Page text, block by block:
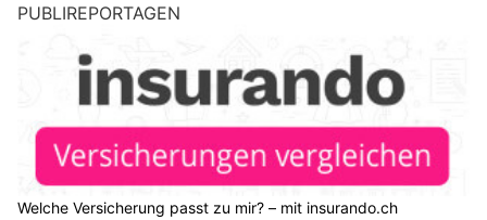
PUBLIREPORTAGEN
Welche Versicherung passt zu mir? – mit insurando.ch